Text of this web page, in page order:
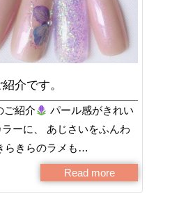
介です。
ご紹介
パール感がきれい
ーに、 あじさいをふんわ
らきらのラメも…
Read more